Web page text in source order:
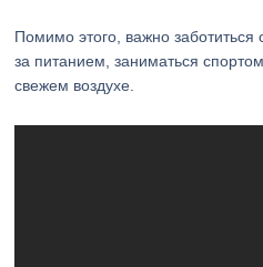
Помимо этого, важно заботиться
за питанием, заниматься
свежем воздухе.